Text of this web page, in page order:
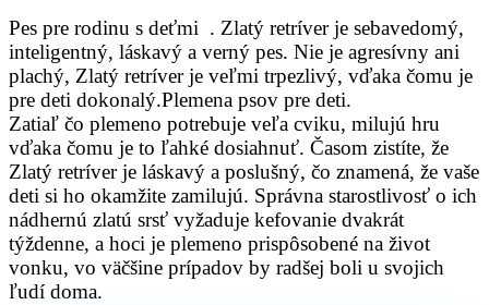
Pes pre rodinu s deťmi . Zlatý retríver je sebavedomý,
inteligentný, láskavý a verný pes. Nie je agresívny ani
plachý, Zlatý retríver je veľmi trpezlivý, vďaka čomu je
pre deti dokonalý.Plemena psov pre deti.
Zatiaľ čo plemeno potrebuje veľa cviku, milujú hru
vďaka čomu je to ľahké dosiahnuť. Časom zistíte, že
Zlatý retríver je láskavý a poslušný, čo znamená, že vaše
deti si ho okamžite zamilujú. Správna starostlivosť o ich
nádhernú zlatú srsť vyžaduje kefovanie dvakrát
týždenne, a hoci je plemeno prispôsobené na život
vonku, vo väčšine prípadov by radšej boli u svojich
ľudí doma.